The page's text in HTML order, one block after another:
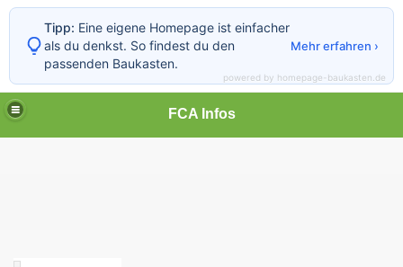
FCA Infos
Tipp: Eine eigene Homepage ist einfacher
als du denkst. So findest du den
passenden Baukasten.
Mehr erfahren ›
powered by homepage-baukasten.de